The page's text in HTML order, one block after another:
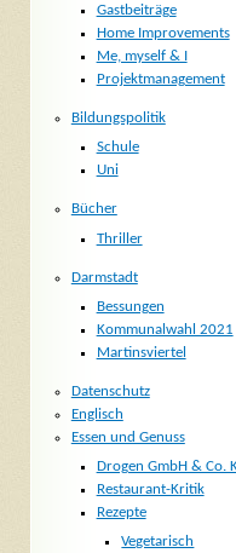
Gastbeiträge
Home Improvements
Me, myself & I
Projektmanagement
Bildungspolitik
Schule
Uni
Bücher
Thriller
Darmstadt
Bessungen
Kommunalwahl 2021
Martinsviertel
Datenschutz
Englisch
Essen und Genuss
Drogen GmbH & Co.
Restaurant-Kritik
Rezepte
Vegetarisch